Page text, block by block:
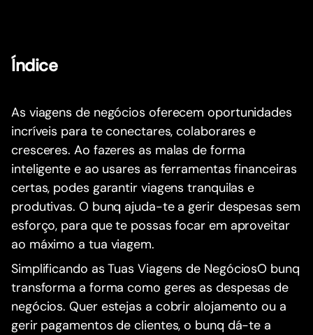
Índice
As viagens de negócios oferecem oportunidades
incríveis para te conectares, colaborares e
cresceres. Ao fazeres as malas de forma
inteligente e ao usares as ferramentas financeiras
certas, podes garantir viagens tranquilas e
produtivas. O bunq ajuda-te a gerir despesas sem
esforço, para que te possas focar em aproveitar
ao máximo a tua viagem.
Simplificando as Tuas Viagens de NegóciosO bunq
transforma a forma como geres as despesas de
negócios. Quer estejas a cobrir alojamento ou a
gerir pagamentos de clientes, o bunq dá-te a